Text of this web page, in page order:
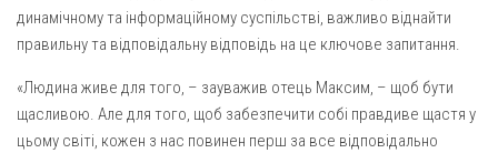
Свято-Юріївська парафія (м. Полтава)
Благовіщення Пресвятої Богородиці (с. Шевченки)
Введення у храм Пресвятої Богородиці (с. Дашківка)
динамічному та інформаційному суспільстві, важливо віднайти
правильну та відповідальну відповідь на це ключове запитання.
«Людина живе для того, – зауважив отець Максим, – щоб бути
щасливою. Але для того, щоб забезпечити собі правдиве щастя у
цьому світі, кожен з нас повинен перш за все відповідально